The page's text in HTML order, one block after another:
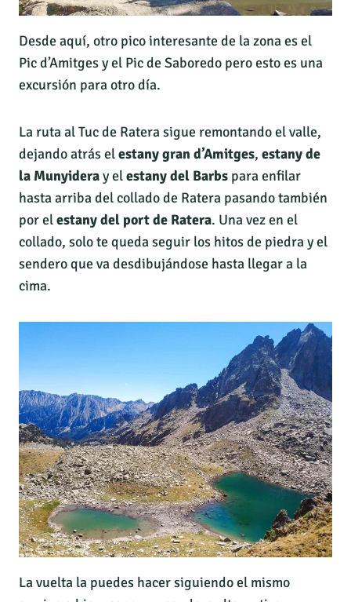
Desde aquí, otro pico interesante de la zona es el
Pic d’Amitges y el Pic de Saboredo pero esto es una
excursión para otro día.
La ruta al Tuc de Ratera sigue remontando el valle,
dejando atrás elestany gran d’Amitges, estany de
la Munyideray elestany del Barbs para enfilar
hasta arriba del collado de Ratera pasando también
por elestany del port de Ratera. Una vez en el
collado, solo te queda seguir los hitos de piedra y el
sendero que va desdibujándose hasta llegar a la
cima.
La vuelta la puedes hacer siguiendo el mismo